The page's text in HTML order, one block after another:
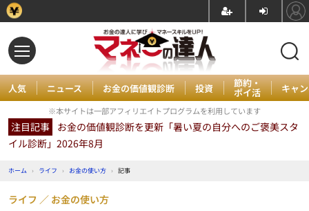
人気 ニュース お金の価値観診断 投資 節約・
ポイ活 キャ
※本サイトは一部アフィリエイトプログラムを利用しています
注目記事 お金の価値観診断を更新「暑い夏の自分へのご褒美スタ
イル診断」2026年8月
ホーム › ライフ › お金の使い方 › 記事
ライフ お金の使い方